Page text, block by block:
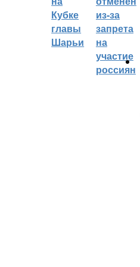
Кубке
главы
Шарьи
из-за
запрета
на
участие
россиян